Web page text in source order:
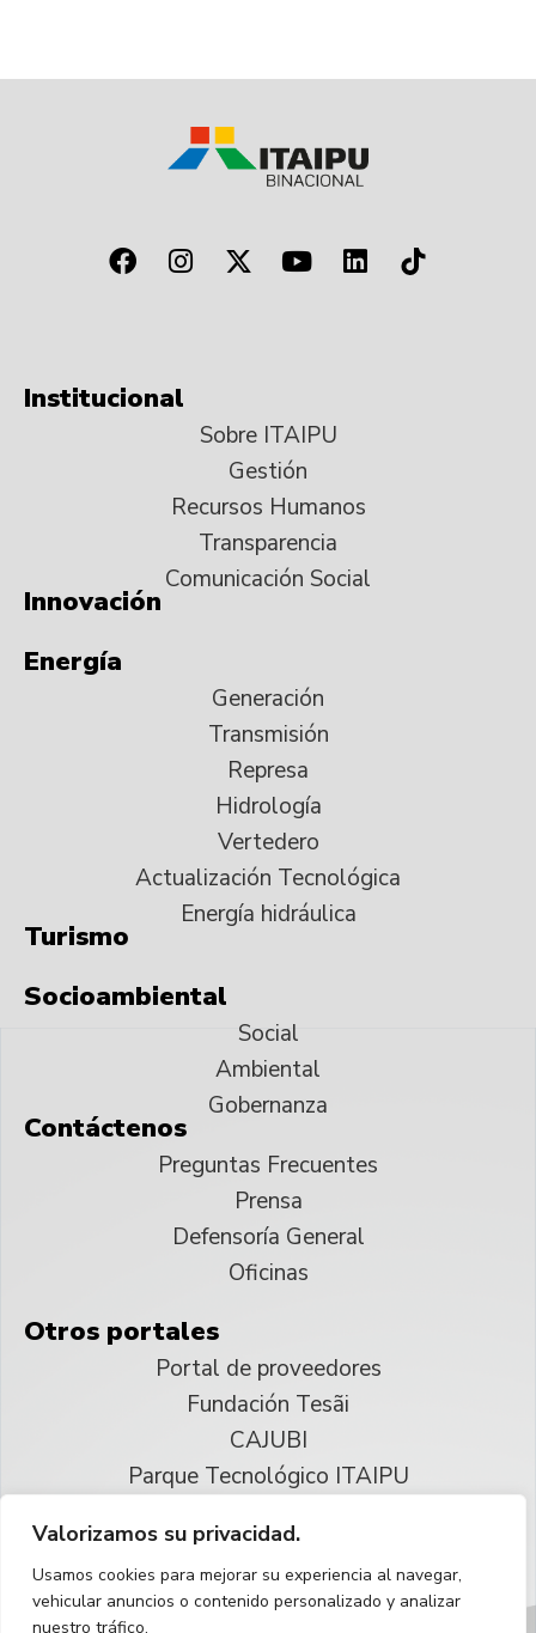
Valorizamos su privacidad.
Usamos cookies para mejorar su experiencia al navegar,
vehicular anuncios o contenido personalizado y analizar
nuestro tráfico.
Institucional
Sobre ITAIPU
Gestión
Recursos Humanos
Transparencia
Comunicación Social
Innovación
Energía
Generación
Transmisión
Represa
Hidrología
Vertedero
Actualización Tecnológica
Energía hidráulica
Turismo
Socioambiental
Social
Ambiental
Gobernanza
Contáctenos
Preguntas Frecuentes
Prensa
Defensoría General
Oficinas
Otros portales
Portal de proveedores
Fundación Tesãi
CAJUBI
Parque Tecnológico ITAIPU
Reservados todos los derechos